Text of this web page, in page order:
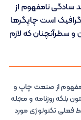
سادگی نامفهوم از
است چاپگرها
و سطرآنچنان که لازم
از صنعت چاپ و
بلکه روزنامه و مجله
فعلی تکنولوژی مورد